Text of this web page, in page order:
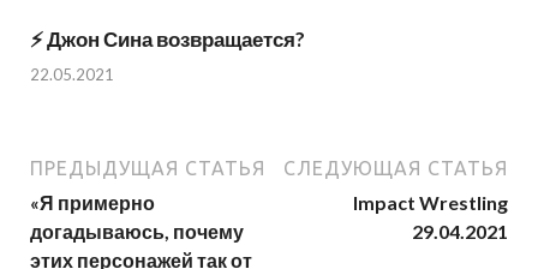
⚡️ Джон Сина возвращается?
22.05.2021
ПРЕДЫДУЩАЯ СТАТЬЯ
«Я примерно
догадываюсь, почему
этих персонажей так от
СЛЕДУЮЩАЯ СТАТЬЯ
Impact Wrestling
29.04.2021